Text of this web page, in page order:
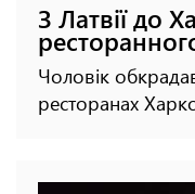
З Латвії до
Чоловік
ресторанах